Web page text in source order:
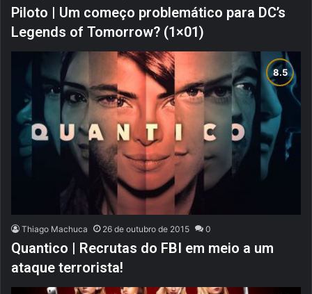
Piloto | Um começo problemático para DC’s
Legends of Tomorrow? (1×01)
Thiago Machuca 26 de outubro de 2015 0
Quantico | Recrutas do FBI em meio a um
ataque terrorista!